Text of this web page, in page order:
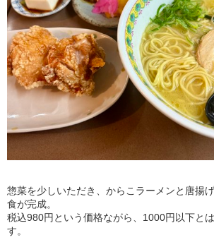
惣菜を少しいただき、からこラーメンと唐揚
食が完成。
税込980円という価格ながら、1000円以下と
す。